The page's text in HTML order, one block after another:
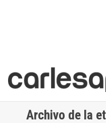
Archivo de la